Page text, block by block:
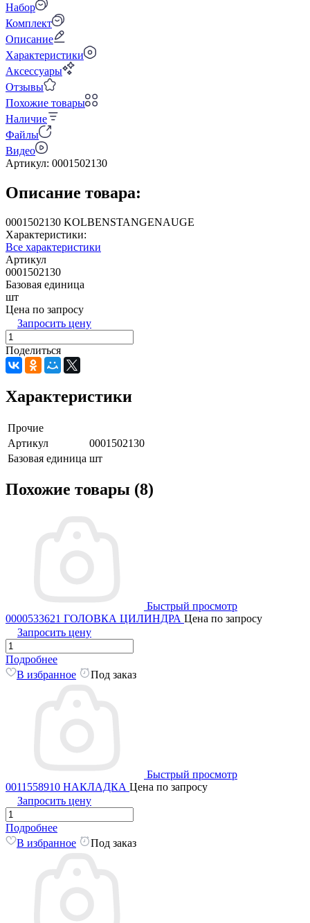
Набор
Комплект
Описание
Характеристики
Аксессуары
Отзывы
Похожие товары
Наличие
Файлы
Видео
Артикул: 0001502130
Описание товара:
0001502130 KOLBENSTANGENAUGE
Характеристики:
Все характеристики
Артикул
0001502130
Базовая единица
шт
Цена по запросу
Запросить цену
Поделиться
Характеристики
Прочие
Артикул
0001502130
Базовая единица шт
Похожие товары (8)
Быстрый просмотр
0000533621 ГОЛОВКА ЦИЛИНДРА Цена по запросу
Запросить цену
Подробнее
В избранное
Под заказ
Быстрый просмотр
0011558910 НАКЛАДКА Цена по запросу
Запросить цену
Подробнее
В избранное
Под заказ